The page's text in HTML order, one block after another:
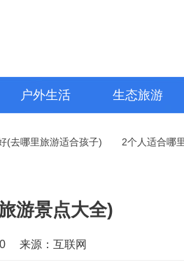
户外生活 生态旅游
哪里旅游适合孩子) 2个人适合哪里
游景点大全)
来源：互联网